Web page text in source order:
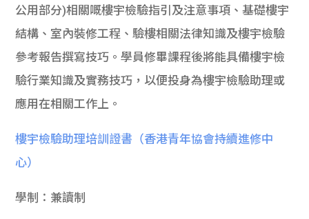
公用部分)相關嘅樓宇檢驗指引及注意事項、基礎樓宇
結構、室內裝修工程、驗樓相關法律知識及樓宇檢驗
參考報告撰寫技巧。學員修畢課程後將能具備樓宇檢
驗行業知識及實務技巧，以便投身為樓宇檢驗助理或
應用在相關工作上。
樓宇檢驗助理培訓證書（香港青年協會持續進修中
心）
學制：兼讀制